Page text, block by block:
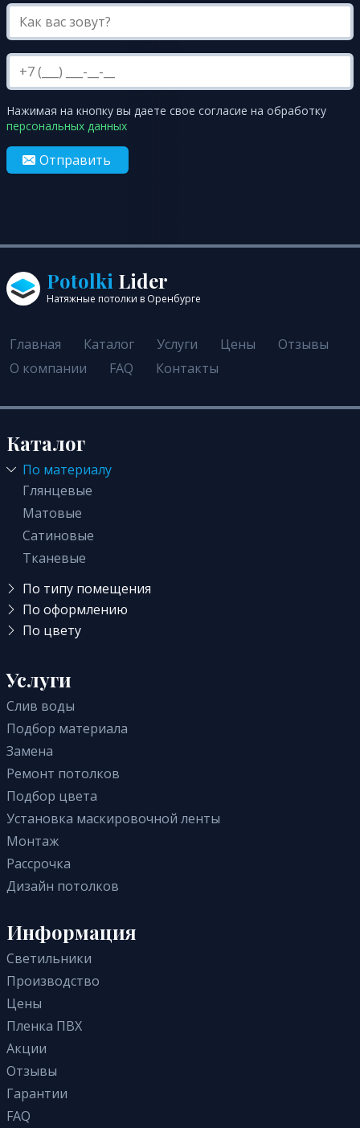
Нажимая на кнопку вы даете свое согласие на обработку
персональных данных
Отправить
Potolki Lider
Натяжные потолки в Оренбурге
Главная Каталог Услуги Цены
Отзывы
О компании
FAQ Контакты
Каталог
По материалу
Глянцевые
Матовые
Сатиновые
Тканевые
По типу помещения
В детскую
Для офиса
На кухню
В зал
В комнату
В санузел (туалет)
Для коттеджа
Для дачи
В гостиную
В спальню
В ванную
На балкон / на лоджию
В коридор
По оформлению
Светопрозрачные
Одноуровневые
Бесшовные
Двухуровневые
С фотопечатью
Со световыми линиями
3D
С рисунком
По цвету
Зеленые
Белые
Черные
Бежевые
Синие
Красные
Услуги
Слив воды
Подбор материала
Замена
Ремонт потолков
Подбор цвета
Установка маскировочной ленты
Монтаж
Рассрочка
Дизайн потолков
Информация
Светильники
Производство
Цены
Пленка ПВХ
Акции
Отзывы
Гарантии
FAQ